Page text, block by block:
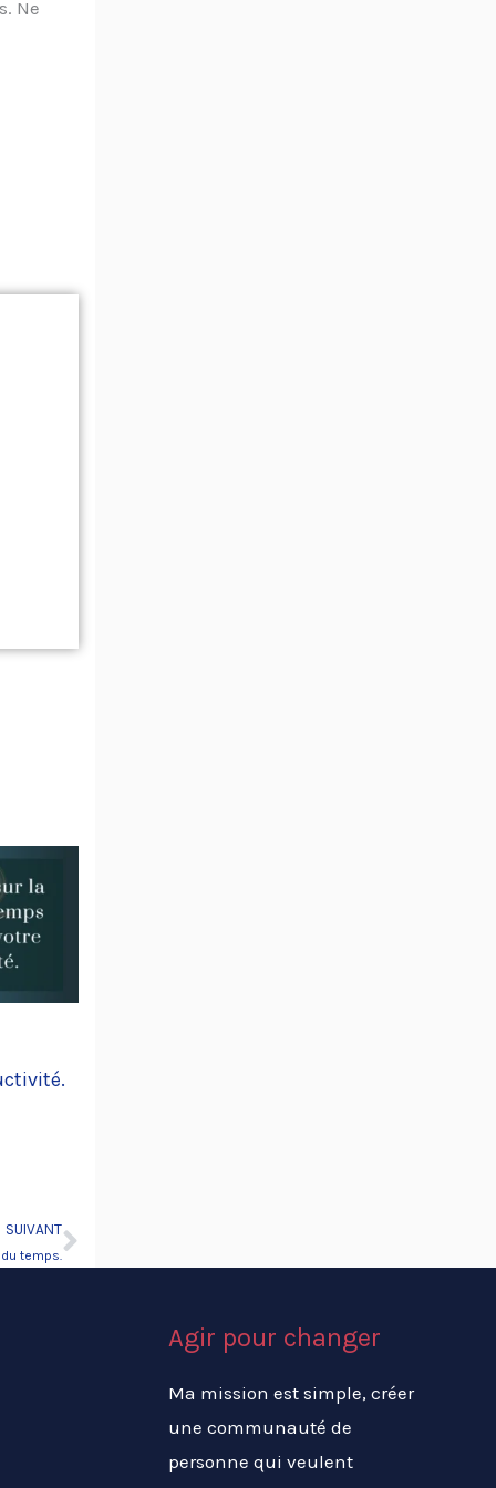
Ne
SUIVANT
temps.Suivant
Agir pour changer
Ma mission est simple, créer
une communauté de
personne qui veulent